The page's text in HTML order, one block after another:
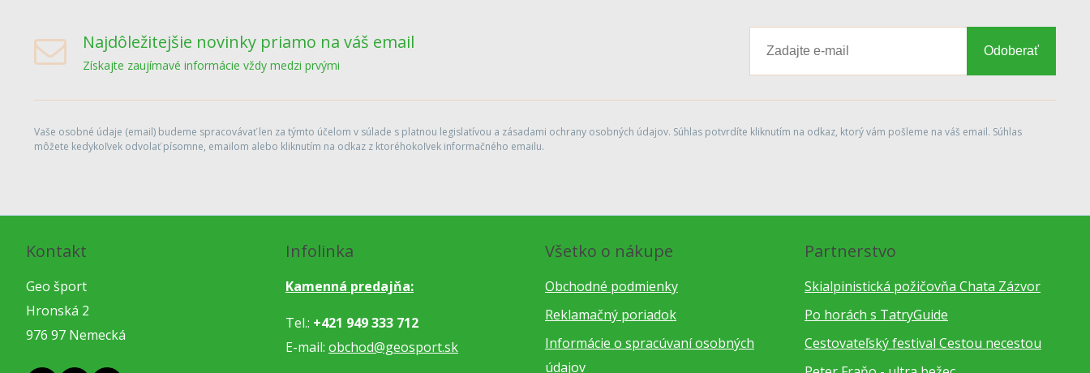
Najdôležitejšie novinky priamo na váš email
Získajte zaujímavé informácie vždy medzi prvými
Odoberať
Vaše osobné údaje (email) budeme spracovávať len za týmto účelom v súlade s platnou legislatívou a zásadami ochrany osobných údajov. Súhlas potvrdíte kliknutím na odkaz, ktorý vám pošleme na váš email. Súhlas
môžete kedykoľvek odvolať písomne, emailom alebo kliknutím na odkaz z ktoréhokoľvek informačného emailu.
Kontakt
Geo šport
Hronská 2
976 97 Nemecká
Infolinka
Kamenná predajňa:
Tel.: +421 949 333 712
E-mail: obchod@geosport.sk
Všetko o nákupe
Obchodné podmienky
Reklamačný poriadok
Informácie o spracúvaní osobných
údajov
Partnerstvo
Skialpinistická požičovňa Chata Zázvor
Po horách s TatryGuide
Cestovateľský festival Cestou necestou